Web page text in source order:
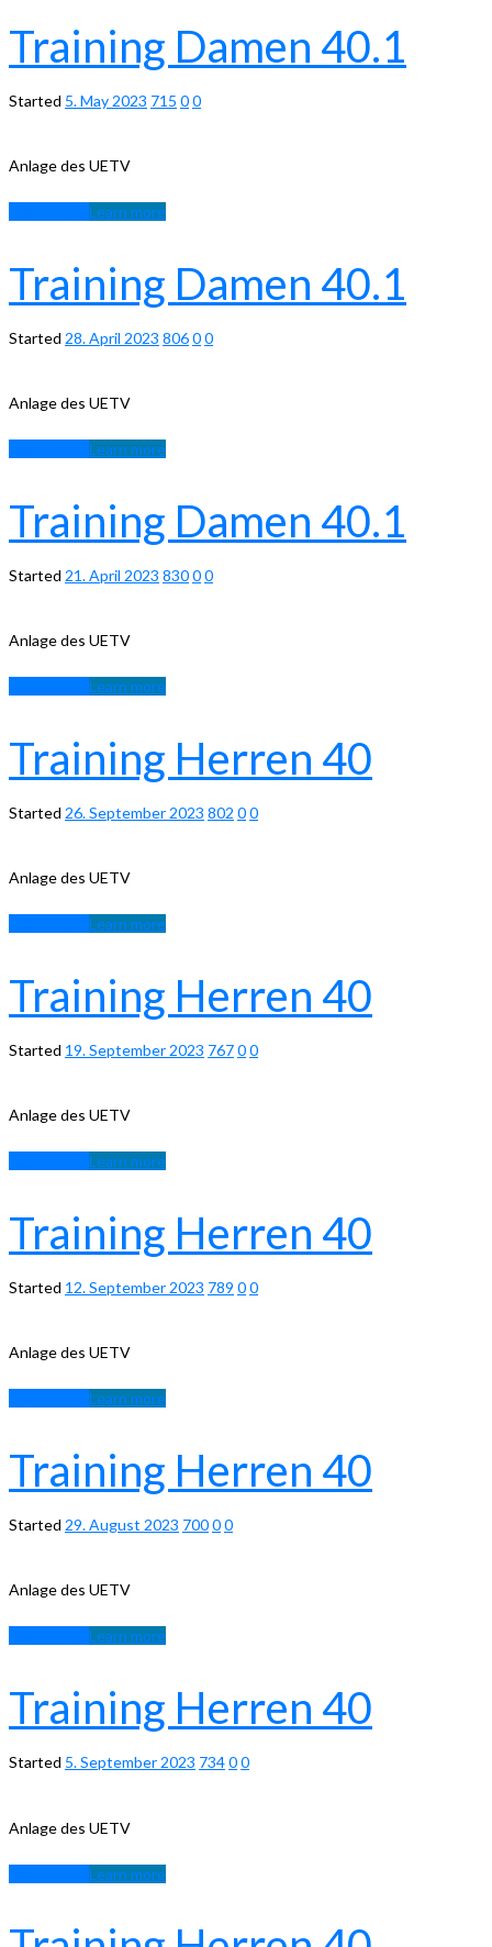
Training Damen 40.1
Started 5. May 2023 715 00
Anlage des UETV
Learn more
Training Damen 40.1
Started 28. April 2023 80600
Anlage des UETV
Learn more
Training Damen 40.1
Started 21. April 2023 83000
Anlage des UETV
Learn more
Training Herren 40
Started 26. September 2023 802 00
Anlage des UETV
Learn more
Training Herren 40
Started 19. September 2023 76700
Anlage des UETV
Learn more
Training Herren 40
Started 12. September 2023 789 00
Anlage des UETV
Learn more
Training Herren 40
Started 29. August 2023 70000
Anlage des UETV
Learn more
Training Herren 40
Started 5. September 2023 73400
Anlage des UETV
Learn more